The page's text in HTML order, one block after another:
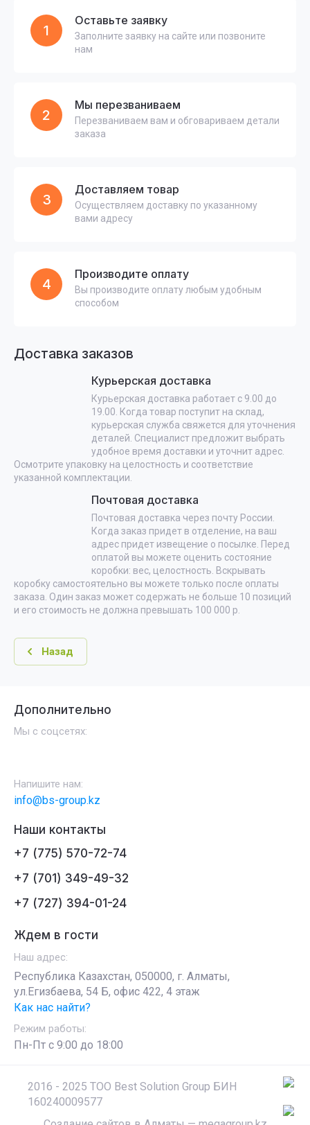
1
Оставьте заявку
Заполните заявку на сайте или позвоните
нам
2
Мы перезваниваем
Перезваниваем вам и обговариваем детали
заказа
3
Доставляем товар
Осуществляем доставку по указанному
вами адресу
4
Производите оплату
Вы производите оплату любым удобным
способом
Доставка заказов
Курьерская доставка
Курьерская доставка работает с 9.00 до
19.00. Когда товар поступит на склад,
курьерская служба свяжется для уточнения
деталей. Специалист предложит выбрать
удобное время доставки и уточнит адрес.
Осмотрите упаковку на целостность и соответствие
указанной комплектации.
Почтовая доставка
Почтовая доставка через почту России.
Когда заказ придет в отделение, на ваш
адрес придет извещение о посылке. Перед
оплатой вы можете оценить состояние
коробки: вес, целостность. Вскрывать
коробку самостоятельно вы можете только после оплаты
заказа. Один заказ может содержать не больше 10 позиций
и его стоимость не должна превышать 100 000 р.
Назад
Наши контакты
+7 (775) 570-72-74
+7 (701) 349-49-32
+7 (727) 394-01-24
Дополнительно
Мы с соцсетях:
Напишите нам:
info@bs-group.kz
Ждем в гости
Наш адрес:
Республика Казахстан, 050000, г. Алматы,
ул.Егизбаева, 54 Б, офис 422, 4 этаж
Как нас найти?
Режим работы:
Пн-Пт c 9:00 до 18:00
2016 - 2025 ТОО Best Solution Group БИН
160240009577